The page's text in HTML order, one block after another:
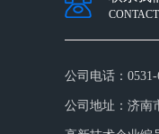
公司电话：
公司地址： 济南